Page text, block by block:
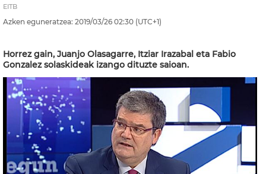
EITB
Azken eguneratzea: 2019/03/26 02:30 (UTC+1)
Horrez gain, Juanjo Olasagarre, Itziar Irazabal eta Fabio
Gonzalez solaskideak izango dituzte saioan.